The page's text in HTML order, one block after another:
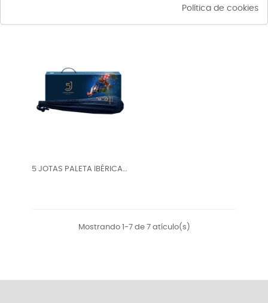
CASTRO & GONZÁLEZ
5 JOTAS PALETA IBÉRICA
Mostrando 1-7 de 7 atículo(s)
Política de cookies